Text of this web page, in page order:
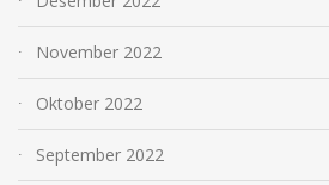
November 2022
Oktober 2022
September 2022